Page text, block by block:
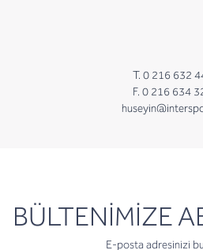
T. 0 216 632
F. 0 216 634
BÜLTENİMİZE
E-posta adresinizi